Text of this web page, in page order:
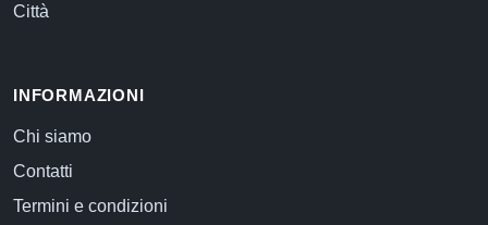
Città
INFORMAZIONI
Chi siamo
Contatti
Termini e condizioni